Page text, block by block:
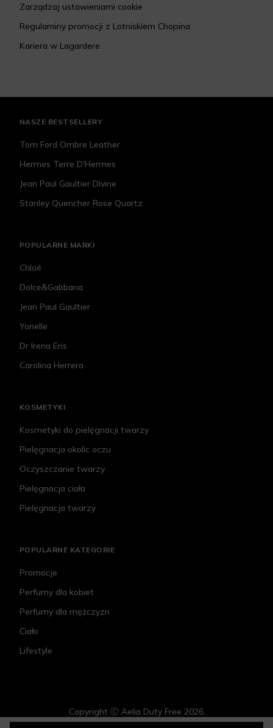
Zarządzaj ustawieniami cookie
Regulaminy promocji z Lotniskiem Chopina
Kariera w Lagardere
NASZE BESTSELLERY
Tom Ford Ombre Leather
Hermes Terre D'Hermes
Jean Paul Gaultier Divine
Stanley Quencher Rose Quartz
POPULARNE MARKI
Chloé
Dolce&Gabbana
Jean Paul Gaultier
Yonelle
Dr Irena Eris
Carolina Herrera
KOSMETYKI
Kosmetyki do pielęgnacji twarzy
Pielęgnacja okolic oczu
Oczyszczanie twarzy
Pielęgnacja ciała
Pielęgnacja twarzy
POPULARNE KATEGORIE
Promocje
Perfumy dla kobiet
Perfumy dla mężczyzn
Ciało
Lifestyle
Copyright Ⓒ Aelia Duty Free 2026